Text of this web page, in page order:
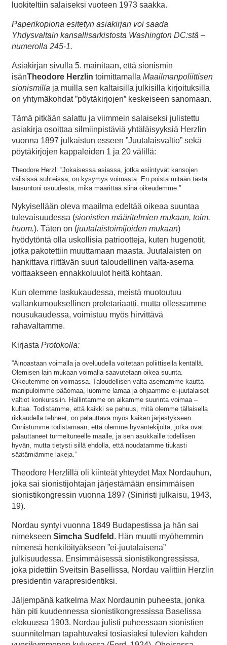
luokiteltiin salaiseksi vuoteen 1973 saakka.
Paperikopiona esitetyn asiakirjan voi saada
Yhdysvaltain kansallisarkistosta Washington DC:stä –
numerolla 245-1.
Asiakirjan sivulla 5. mainitaan, että sionismin
isänTheodore Herzlin toimittamalla Maailmanpoliittisen
sionismilla ja muilla sen kaltaisilla julkisilla kirjoituksilla
on yhtymäkohdat ”pöytäkirjojen” keskeiseen sanomaan.
Tämä pitkään salattu ja viimmein salaiseksi julistettu
asiakirja osoittaa silmiinpistäviä yhtäläisyyksiä Herzlin
vuonna 1897 julkaistun esseen ”Juutalaisvaltio” sekä
pöytäkirjojen kappaleiden 1 ja 20 välillä:
Theodore Herzl: ”Jokaisessa asiassa, jotka esiintyvät kansojen
välisissä suhteissa, on kysymys voimasta. En poista mitään tästä
lausuntoni osuudesta, mikä määrittää siinä oikeudemme.”
Nykyisellään oleva maailma edeltää oikeaa suuntaa
tulevaisuudessa (sionistien määritelmien mukaan, toim.
huom.). Täten on (juutalaistoimijoiden mukaan)
hyödytöntä olla uskollisia patriootteja, kuten hugenotit,
jotka pakotettiin muuttamaan maasta. Juutalaisten on
hankittava riittävän suuri taloudellinen valta-asema
voittaakseen ennakkoluulot heitä kohtaan.
Kun olemme laskukaudessa, meistä muotoutuu
vallankumouksellinen proletariaatti, mutta ollessamme
nousukaudessa, voimistuu myös hirvittävä
rahavaltamme.
Kirjasta Protokolla:
”Ainoastaan voimalla ja oveluudella voitetaan poliittisella kentällä.
Olemisen lain mukaan voimalla saavutetaan oikea suunta.
Oikeutemme on voimassa. Taloudellisen valta-asemamme kautta
manipuloimme pääomaa, luomme lamaa ja ohjaamme ei-juutalaiset
valtiot konkurssiin. Hallintamme on aikamme suurinta voimaa –
kultaa. Todistamme, että kaikki se pahuus, mitä olemme tällaisella
rikkaudella tehneet, on palauttava myös kaiken järjestykseen.
Onnistumme todistamaan, että olemme hyväntekijöitä, jotka ovat
palauttaneet turmeltuneelle maalle, ja sen asukkaille todellisen
hyvän, mutta tietysti sillä ehdolla, että noudatamme tiukasti
säätämiämme lakeja.”
Theodore Herzlillä oli kiinteät yhteydet Max Nordauhun,
joka sai sionistijohtajan järjestämään ensimmäisen
sionistikongressin vuonna 1897 (Siniristi julkaisu, 1943,
19).
Nordau syntyi vuonna 1849 Budapestissa ja hän sai
nimekseen Simcha Sudfeld . Hän muutti myöhemmin
nimensä henkilöityäkseen ”ei-juutalaisena”
julkisuudessa. Ensimmäisessä sionistikongressissa,
joka pidettiin Sveitsin Basellissa, Nordau valittiin Herzlin
presidentin varapresidentiksi.
Jäljempänä katkelma Max Nordaunin puheesta, jonka
hän piti kuudennessa sionistikongressissa Baselissa
elokuussa 1903. Nordau julisti puheessaan sionistien
suunnitelman tapahtuvaksi tosiasiaksi tulevien kahden